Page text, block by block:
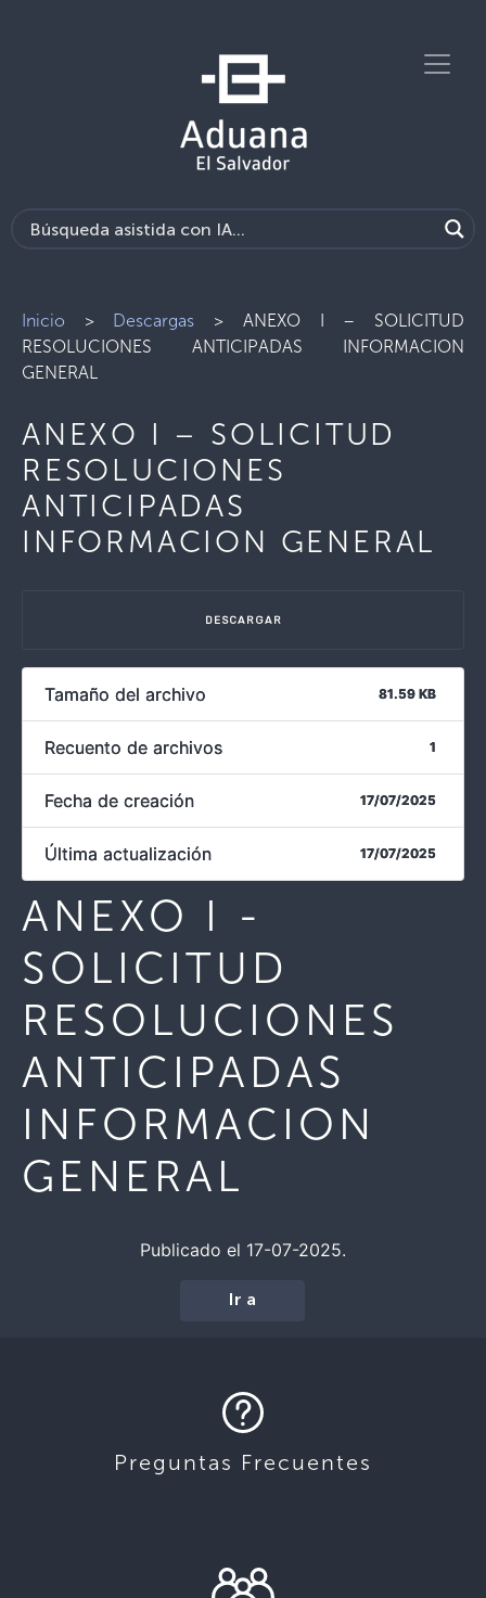
Inicio > Descargas > ANEXO I – SOLICITUD
RESOLUCIONES ANTICIPADAS INFORMACION
GENERAL
ANEXO I – SOLICITUD
RESOLUCIONES
ANTICIPADAS
INFORMACION GENERAL
DESCARGAR
Tamaño del archivo 81.59 KB
Recuento de archivos 1
Fecha de creación 17/07/2025
Última actualización 17/07/2025
ANEXO I -
SOLICITUD
RESOLUCIONES
ANTICIPADAS
INFORMACION
GENERAL
Publicado el 17-07-2025.
Ir a
Preguntas Frecuentes